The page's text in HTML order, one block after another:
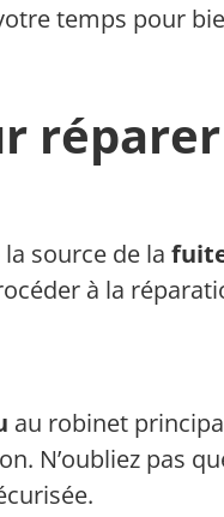
temps pour
source de la
à la
au robinet
N’oubliez pas